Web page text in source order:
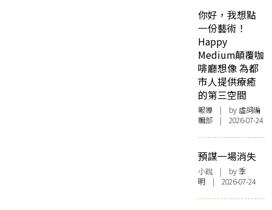
你好，我想點
一份藝術！
Happy
Medium顛覆咖
啡廳想像 為都
市人提供療癒
的第三空間
報導 | by 虛詞編
輯部 | 2026-07-24
預謀一場消失
小說 | by 季
明 | 2026-07-24